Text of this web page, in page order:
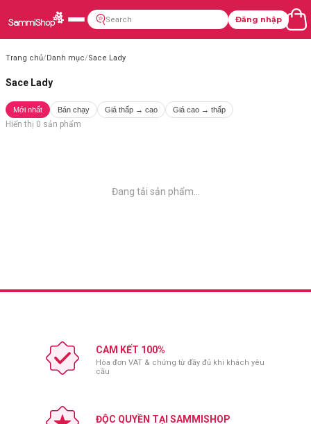
Đăng nhập
Trang chủ/Danh mục/Sace Lady
Sace Lady
Mới nhất Bán chạy Giá thấp → cao Giá cao → thấp
Hiển thị 0 sản phẩm
Đang tải sản phẩm...
CAM KẾT 100%
Hóa đơn VAT & chứng từ đầy đủ khi khách yêu
cầu
ĐỘC QUYỀN TẠI SAMMISHOP